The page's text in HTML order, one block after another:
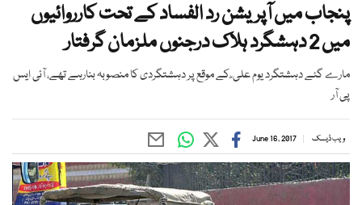
پنجاب میں آپریشن رد الفساد کے تحت کارروائیوں
میں 2 دہشگرد ہلاک درجنوں ملزمان گرفتار
مارے گئے دہشتگرد یوم علی ؓ کے موقع پر دہشتگردی کا منصوبہ بنارہے تھے، آئی ایس
پی آر
ویب ڈیسک June 16, 2017